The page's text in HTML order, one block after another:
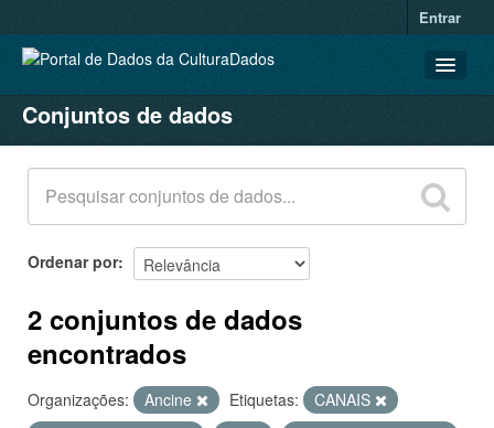
Entrar
CONJUNTOS DE DADOS
ORGANIZAÇÕES
GRUPOS
SOBRE
Conjuntos de dados
Ordenar por
2 conjuntos de dados
encontrados
Organizações: Ancine Etiquetas:
CANAIS